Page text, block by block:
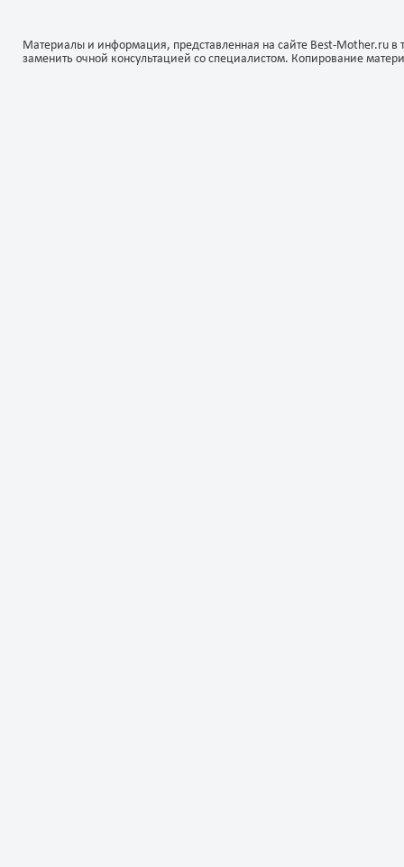
Материалы и информация, представленная на сайте Best-Mother.ru
заменить очной консультацией со специалистом. Копирование